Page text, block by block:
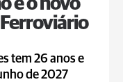
é o novo
tem 26 anos e
de 2027